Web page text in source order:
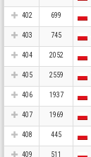
402 699
403 745
404 2052
405 2559
406 1937
407 1969
408 445
409 511